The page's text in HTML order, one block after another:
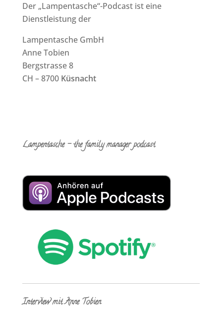
Der „Lampentasche“-Podcast ist eine
Dienstleistung der
Lampentasche GmbH
Anne Tobien
Bergstrasse 8
CH – 8700 Küsnacht
Lampentasche – the family manager podcast
Interview mit Anne Tobien